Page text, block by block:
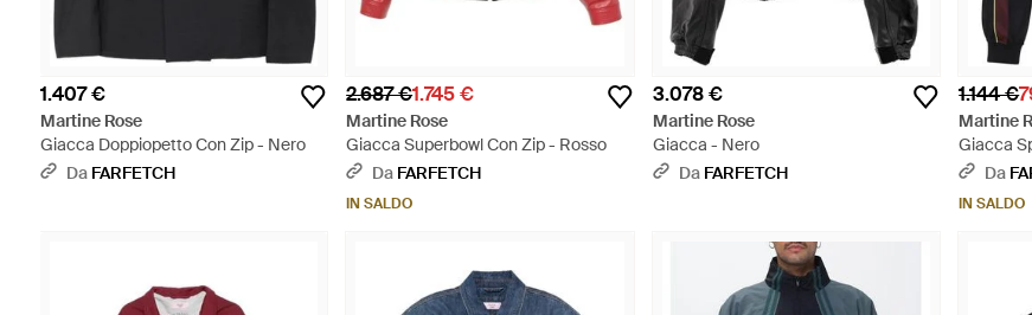
1.407 €
Martine Rose
Giacca Doppiopetto Con Zip - Nero
Da FARFETCH
2.687 €1.745 €
Martine Rose
Giacca Superbowl Con Zip - Rosso
Da FARFETCH
IN SALDO
3.078 €
Martine Rose
Giacca - Nero
Da FARFETCH
1.144 €
Martine
Giacca
NeroDa
IN SALDO